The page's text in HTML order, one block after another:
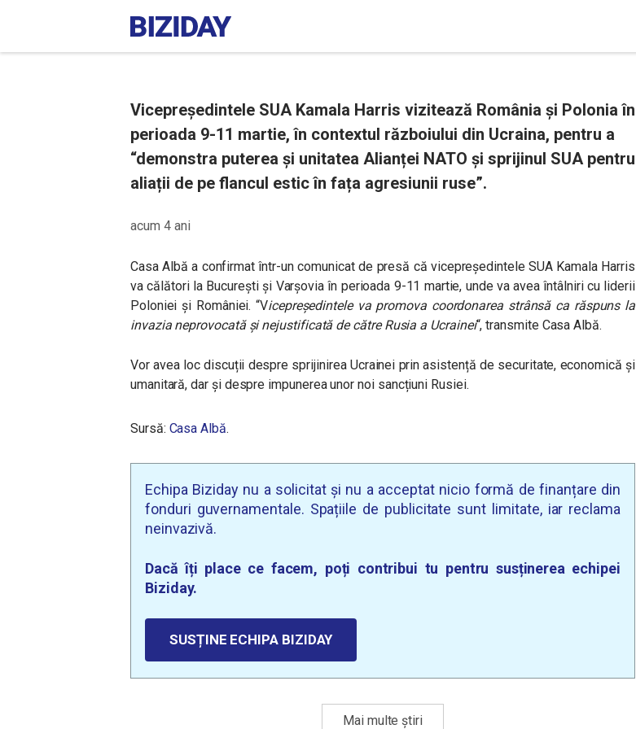
Vicepreședintele SUA Kamala Harris vizitează România și Polonia în
perioada 9-11 martie, în contextul războiului din Ucraina, pentru a
“demonstra puterea și unitatea Alianței NATO și sprijinul SUA pentru
aliații de pe flancul estic în fața agresiunii ruse”.
acum 4 ani
Casa Albă a confirmat într-un comunicat de presă că vicepreședintele SUA Kamala Harris
va călători la București și Varșovia în perioada 9-11 martie, unde va avea întâlniri cu liderii
Poloniei și României. “Vicepreședintele va promova coordonarea strânsă ca răspuns la
invazia neprovocată și nejustificată de către Rusia a Ucrainei“, transmite Casa Albă.
Vor avea loc discuții despre sprijinirea Ucrainei prin asistență de securitate, economică și
umanitară, dar și despre impunerea unor noi sancțiuni Rusiei.
Sursă: Casa Albă.
Echipa Biziday nu a solicitat și nu a acceptat nicio formă de finanțare din
fonduri guvernamentale. Spațiile de publicitate sunt limitate, iar reclama
neinvazivă.
Dacă îți place ce facem, poți contribui tu pentru susținerea echipei
Biziday.
SUSȚINE ECHIPA BIZIDAY
Mai multe știri